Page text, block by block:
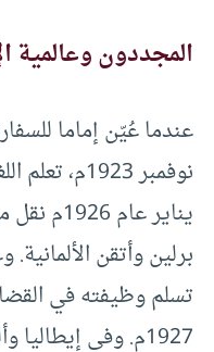
المجددون وعالمية
نوفمبر
يناير
1927م. وفي